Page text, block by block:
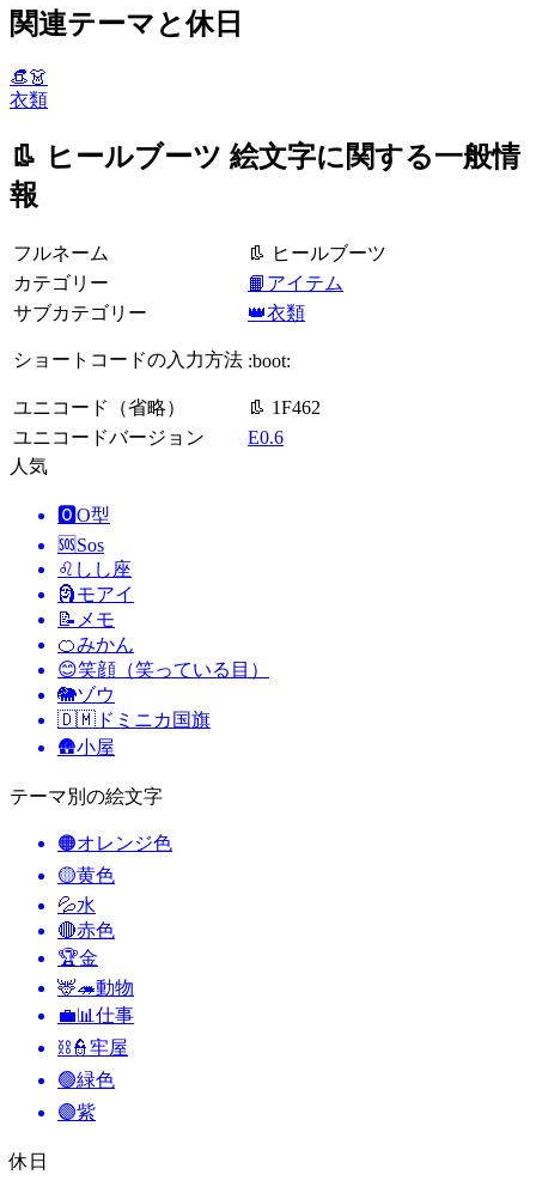
関連テーマと休日
👒👗
衣類
👢 ヒールブーツ 絵文字に関する一般情
報
フルネーム
👢 ヒールブーツ
カテゴリー
📙アイテム
サブカテゴリー
👑衣類
ショートコードの入力方法 :boot:
ユニコード（省略）
👢 1F462
ユニコードバージョン
E0.6
人気
🅾️O型
🆘Sos
♌ しし座
🗿モアイ
📝 メモ
🍊みかん
😊笑顔（笑っている目）
🐘ゾウ
🇩🇲 ドミニカ国旗
🛖小屋
テーマ別の絵文字
🟠オレンジ色
🟡黄色
💦水
🔴赤色
🏆金
🦌🦔動物
💼📊 仕事
⛓️👮牢屋
🟢緑色
🟣紫
休日